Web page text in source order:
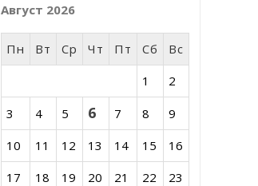
Август 2026
Пн Вт Ср Чт Пт Сб
Вс
1
2
3 4 5 6 7 8
9
10
11 12 13 14 15
16
17
18 19 20 21 22
23